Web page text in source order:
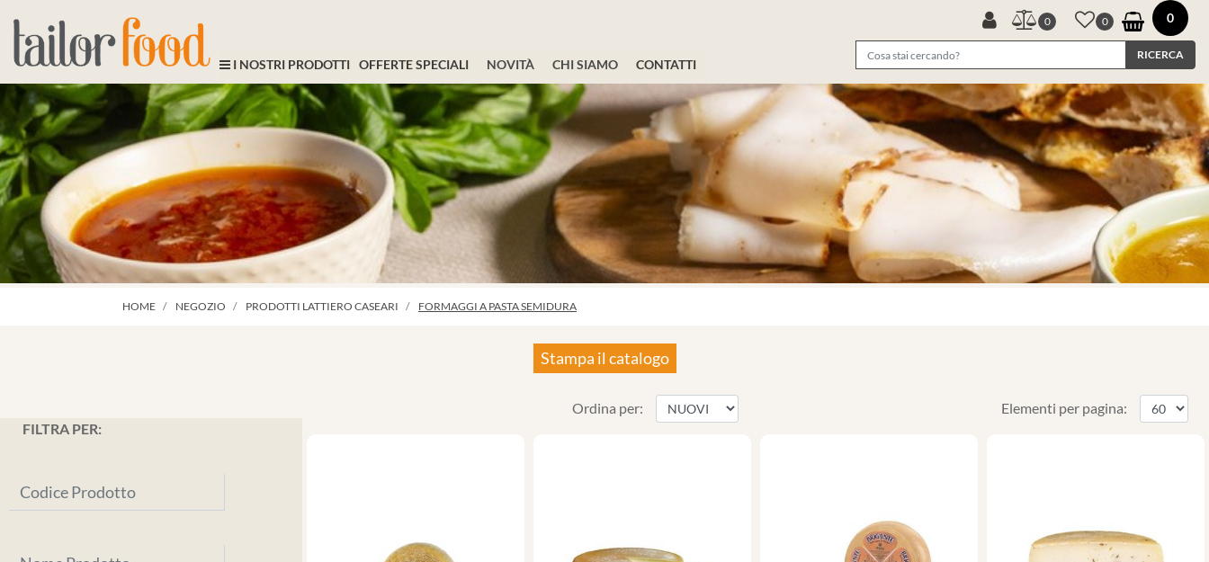
I NOSTRI PRODOTTI OFFERTE SPECIALI NOVITÀ CHI SIAMO CONTATTI
0 0 0
HOME NEGOZIO PRODOTTI LATTIERO CASEARI FORMAGGI A PASTA SEMIDURA
Stampa il catalogo
FILTRA PER:
Ordina per: Elementi per pagina: